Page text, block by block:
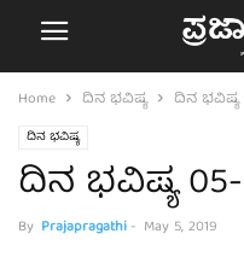
Home ದಿನ ಭವಿಷ್ಯ ದಿನ ಭವಿಷ್ಯ
ದಿನ ಭವಿಷ್ಯ
ದಿನ ಭವಿಷ್ಯ 05-
By Prajapragathi- May 5, 2019